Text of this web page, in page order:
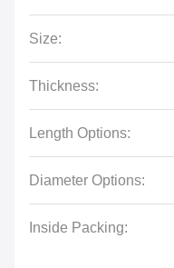
Size:
Thickness:
Length Options:
Diameter Options:
Inside Packing: